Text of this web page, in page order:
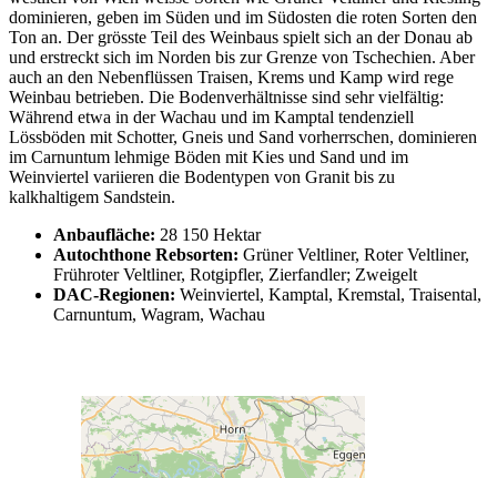
dominieren, geben im Süden und im Südosten die roten Sorten den
Ton an. Der grösste Teil des Weinbaus spielt sich an der Donau ab
und erstreckt sich im Norden bis zur Grenze von Tschechien. Aber
auch an den Nebenflüssen Traisen, Krems und Kamp wird rege
Weinbau betrieben. Die Bodenverhältnisse sind sehr vielfältig:
Während etwa in der Wachau und im Kamptal tendenziell
Lössböden mit Schotter, Gneis und Sand vorherrschen, dominieren
im Carnuntum lehmige Böden mit Kies und Sand und im
Weinviertel variieren die Bodentypen von Granit bis zu
kalkhaltigem Sandstein.
Anbaufläche: 28 150 Hektar
Autochthone Rebsorten: Grüner Veltliner, Roter Veltliner,
Frühroter Veltliner, Rotgipfler, Zierfandler; Zweigelt
DAC-Regionen: Weinviertel, Kamptal, Kremstal, Traisental,
Carnuntum, Wagram, Wachau